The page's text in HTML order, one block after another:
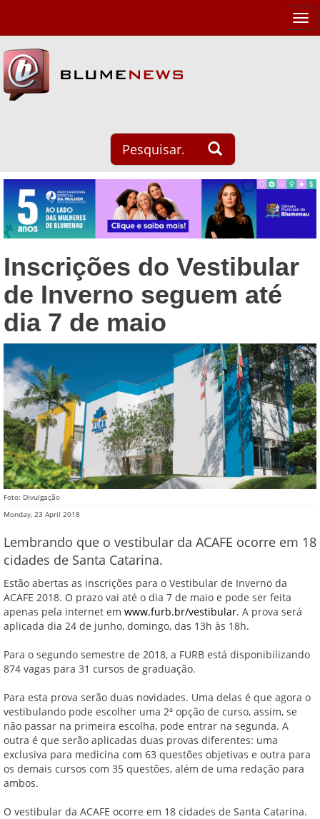
Inscrições do Vestibular
de Inverno seguem até
dia 7 de maio
Foto: Divulgação
Monday, 23 April 2018
Lembrando que o vestibular da ACAFE ocorre em 18
cidades de Santa Catarina.
Estão abertas as inscrições para o Vestibular de Inverno da
ACAFE 2018. O prazo vai até o dia 7 de maio e pode ser feita
apenas pela internet em www.furb.br/vestibular. A prova será
aplicada dia 24 de junho, domingo, das 13h às 18h.
Para o segundo semestre de 2018, a FURB está disponibilizando
874 vagas para 31 cursos de graduação.
Para esta prova serão duas novidades. Uma delas é que agora o
vestibulando pode escolher uma 2ª opção de curso, assim, se
não passar na primeira escolha, pode entrar na segunda. A
outra é que serão aplicadas duas provas diferentes: uma
exclusiva para medicina com 63 questões objetivas e outra para
os demais cursos com 35 questões, além de uma redação para
ambos.
O vestibular da ACAFE ocorre em 18 cidades de Santa Catarina.